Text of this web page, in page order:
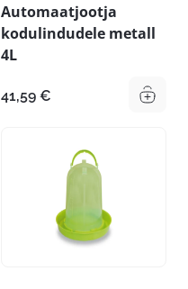
Automaatjootja
kodulindudele metall
4L
41,59 €